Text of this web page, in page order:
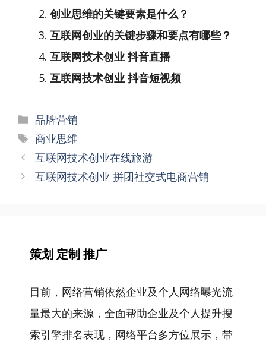
创业思维的关键要素是什么？
互联网创业的关键步骤和要点有哪些？
互联网技术创业 抖音直播
互联网技术创业 抖音短视频
分
类
品牌营销
标
签
商业思维
文
章
互联网技术创业在线旅游
互联网技术创业 拼团社交式电商营销
策划 定制 推广
目前，网络营销依然企业及个人网络曝光流
量最大的来源，全面帮助企业及个人提升搜
索引擎排名表现，网络平台多方位展示，带